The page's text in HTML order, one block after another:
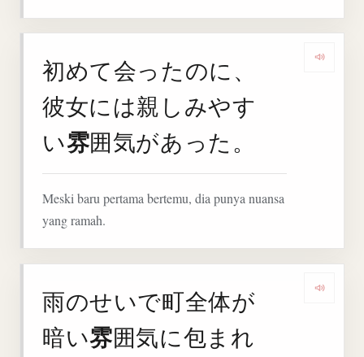
初めて会ったのに、
彼女には親しみやす
い雰囲気があった。
Meski baru pertama bertemu, dia punya nuansa
yang ramah.
雨のせいで町全体が
暗い雰囲気に包まれ